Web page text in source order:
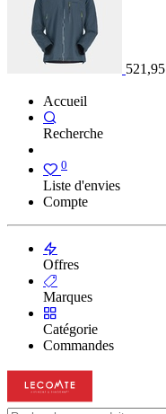
521,95
Accueil
Recherche
0
Liste d'envies
Compte
Offres
Marques
Catégorie
Commandes